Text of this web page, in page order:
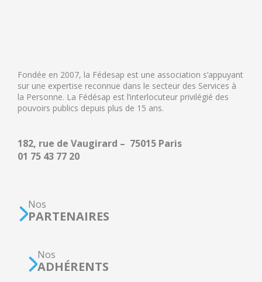
Fondée en 2007, la Fédesap est une association s’appuyant
sur une expertise reconnue dans le secteur des Services à
la Personne. La Fédésap est l’interlocuteur privilégié des
pouvoirs publics depuis plus de 15 ans.
182, rue de Vaugirard – 75015 Paris
01 75 43 77 20
Nos
PARTENAIRES
Nos
ADHÉRENTS